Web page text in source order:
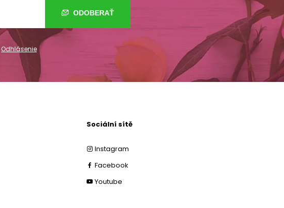
ODOBERAŤ
Odhlásenie
Sociální sítě
Instagram
Facebook
Youtube